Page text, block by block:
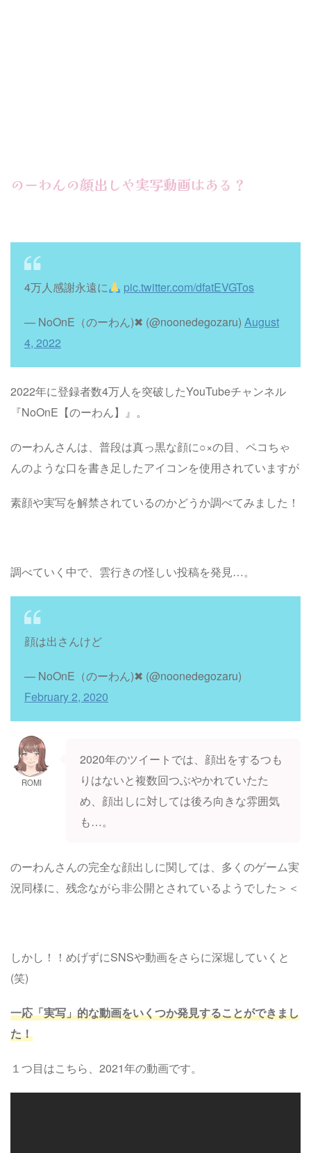
のーわんの顔出しや実写動画はある？
4万人感謝永遠に pic.twitter.com/dfatEVGTos
— NoOnE（のーわん)✖︎ (@noonedegozaru) August
4, 2022
2022年に登録者数4万人を突破したYouTubeチャンネル
『NoOnE【のーわん】』。
のーわんさんは、普段は真っ黒な顔に○×の目、ペコちゃ
んのような口を書き足したアイコンを使用されていますが
素顔や実写を解禁されているのかどうか調べてみました！
調べていく中で、雲行きの怪しい投稿を発見…。
顔は出さんけど
— NoOnE（のーわん)✖︎ (@noonedegozaru)
February 2, 2020
ROMI
2020年のツイートでは、顔出をするつも
りはないと複数回つぶやかれていたた
め、顔出しに対しては後ろ向きな雰囲気
も…。
のーわんさんの完全な顔出しに関しては、多くのゲーム実
況同様に、残念ながら非公開とされているようでした＞＜
しかし！！めげずにSNSや動画をさらに深堀していくと
(笑)
一応「実写」的な動画をいくつか発見することができまし
た！
１つ目はこちら、2021年の動画です。